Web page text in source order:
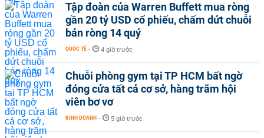
Tập đoàn của Warren Buffett mua ròng
gần 20 tỷ USD cổ phiếu, chấm dứt chuỗi
bán ròng 14 quý
QUỐC TẾ - 4 giờ trước
Chuỗi phòng gym tại TP HCM bất ngờ
đóng cửa tất cả cơ sở, hàng trăm hội
viên bơ vơ
KINH DOANH - 5 giờ trước